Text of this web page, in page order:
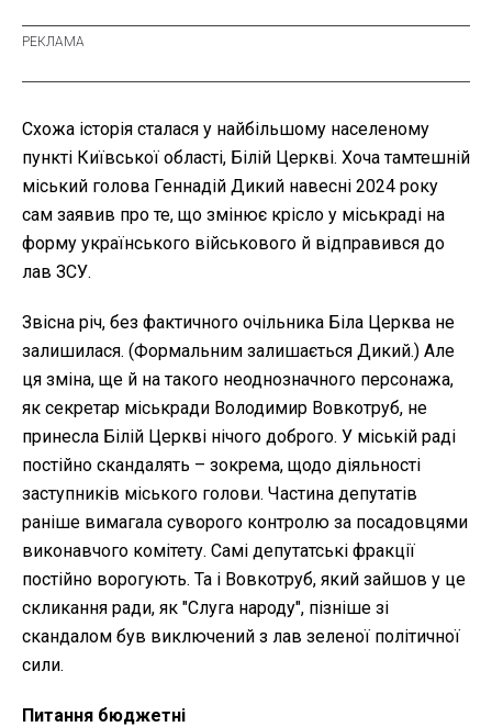
Схожа історія сталася у найбільшому населеному
пункті Київської області, Білій Церкві. Хоча тамтешній
міський голова Геннадій Дикий навесні 2024 року
сам заявив про те, що змінює крісло у міськраді на
форму українського військового й відправився до
лав ЗСУ.
Звісна річ, без фактичного очільника Біла Церква не
залишилася. (Формальним залишається Дикий.) Але
ця зміна, ще й на такого неоднозначного персонажа,
як секретар міськради Володимир Вовкотруб, не
принесла Білій Церкві нічого доброго. У міській раді
постійно скандалять – зокрема, щодо діяльності
заступників міського голови. Частина депутатів
раніше вимагала суворого контролю за посадовцями
виконавчого комітету. Самі депутатські фракції
постійно ворогують. Та і Вовкотруб, який зайшов у це
скликання ради, як "Слуга народу", пізніше зі
скандалом був виключений з лав зеленої політичної
сили.
Питання бюджетні